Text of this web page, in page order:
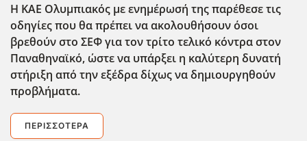
Η ΚΑΕ Ολυμπιακός με ενημέρωσή της παρέθεσε τις
οδηγίες που θα πρέπει να ακολουθήσουν όσοι
βρεθούν στο ΣΕΦ για τον τρίτο τελικό κόντρα στον
Παναθηναϊκό, ώστε να υπάρξει η καλύτερη δυνατή
στήριξη από την εξέδρα δίχως να δημιουργηθούν
προβλήματα.
ΠΕΡΙΣΣΌΤΕΡΑ